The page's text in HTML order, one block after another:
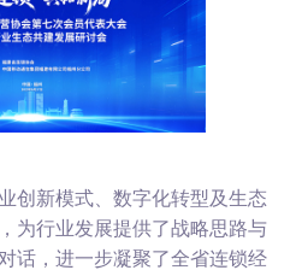
新模式、数字化转型及生态
为行业发展提供了战略思路与
话，进一步凝聚了全省连锁经